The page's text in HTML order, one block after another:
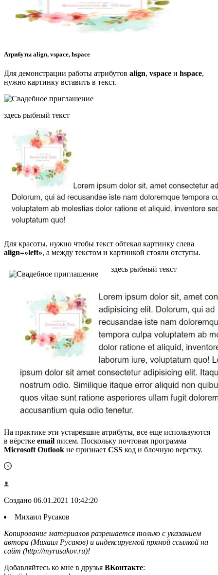
Атрибуты align, vspace, hspace
Для демонстрации работы атрибутов align, vspace и hspace,
нужно картинку вставить в текст.
здесь рыбный текст
Для красоты, нужно чтобы текст обтекал картинку слева
align=»left», а между текстом и картинкой стояли отступы.
здесь рыбный текст
На практике эти устаревшие атрибуты, все еще используются
в вёрстке email писем. Поскольку почтовая программа
Microsoft Outlook не признает CSS код и блочную верстку.
Создано 06.01.2021 10:42:20
Михаил Русаков
Копирование материалов разрешается только с указанием
автора (Михаил Русаков) и индексируемой прямой ссылкой на
сайт (http://myrusakov.ru)!
Добавляйтесь ко мне в друзья ВКонтакте: